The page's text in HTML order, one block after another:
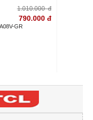
1.010.000 đ
790.000 đ
GR